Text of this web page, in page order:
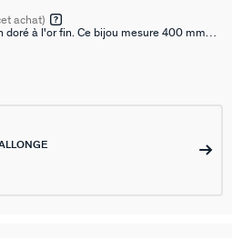
achat)
doré à l'or fin. Ce bijou mesure 400 mm
mm